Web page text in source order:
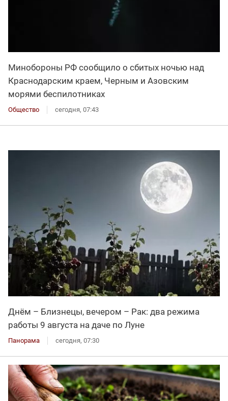
Минобороны РФ сообщило о сбитых ночью над
Краснодарским краем, Черным и Азовским
морями беспилотниках
Общество сегодня, 07:43
Днём – Близнецы, вечером – Рак: два режима
работы 9 августа на даче по Луне
Панорама сегодня, 07:30